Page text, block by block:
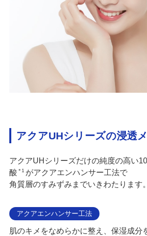
アクアUHシリーズの浸透
アクアUHシリーズだけの純度の高い
酸 ＊1 がアクアエンハンサー工法で
角質層のすみずみまでいきわたります。
アクアエンハンサー工法
肌のキメをなめらかに整え、保湿成分